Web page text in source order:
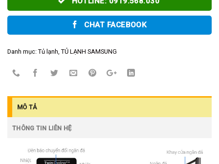
CHAT FACEBOOK
Danh mục: Tủ lạnh TỦ LẠNH SAMSUNG
MÔ TẢ
THÔNG TIN LIÊN HỆ